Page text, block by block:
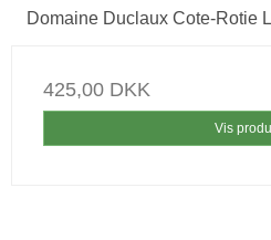
Domaine Duclaux Cote-Rotie
425,00 DKK
Vis